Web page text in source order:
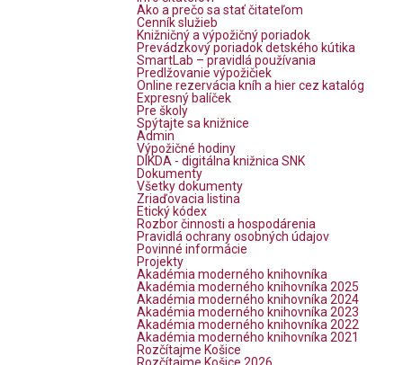
Ako a prečo sa stať čitateľom
Cenník služieb
Knižničný a výpožičný poriadok
Prevádzkový poriadok detského kútika
SmartLab – pravidlá používania
Predlžovanie výpožičiek
Online rezervácia kníh a hier cez katalóg
Expresný balíček
Pre školy
Spýtajte sa knižnice
Admin
Výpožičné hodiny
DIKDA - digitálna knižnica SNK
Dokumenty
Všetky dokumenty
Zriaďovacia listina
Etický kódex
Rozbor činnosti a hospodárenia
Pravidlá ochrany osobných údajov
Povinné informácie
Projekty
Akadémia moderného knihovníka
Akadémia moderného knihovníka 2025
Akadémia moderného knihovníka 2024
Akadémia moderného knihovníka 2023
Akadémia moderného knihovníka 2022
Akadémia moderného knihovníka 2021
Rozčítajme Košice